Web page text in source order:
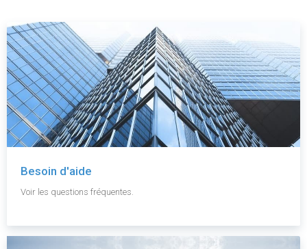
Besoin d'aide
Voir les questions fréquentes.